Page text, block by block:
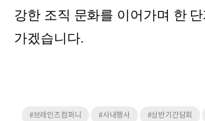
강한 조직 문화를 이어가며 한
가겠습니다.
#브레인즈컴퍼니 #사내행사 #상반기간담회